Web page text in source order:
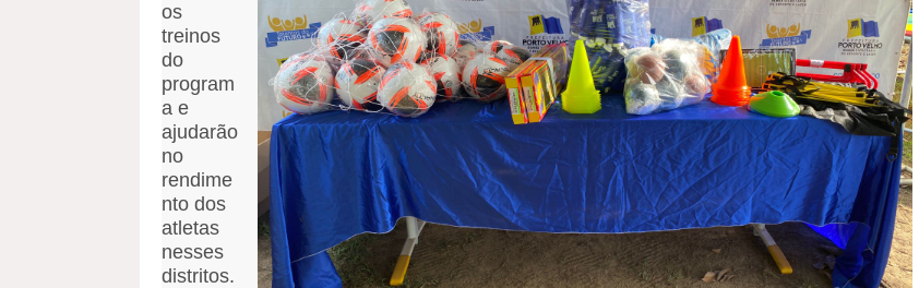
os
treinos
do
program
a e
ajudarão
no
rendime
nto dos
atletas
nesses
distritos.